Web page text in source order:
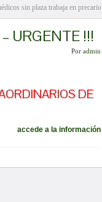
sin plaza trabaja en precario
URGENTE !!!
Por admin
DE
accede a la información